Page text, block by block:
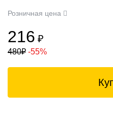
Розничная цена
216 ₽
480₽ -55%